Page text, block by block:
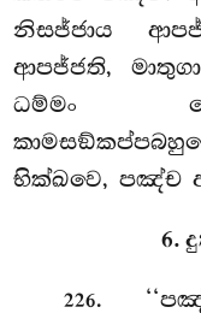
නිසජ්ජාය
ආපජ්ජති,
ධම්මං
භික්ඛවෙ, පඤ්ච
6.
226.